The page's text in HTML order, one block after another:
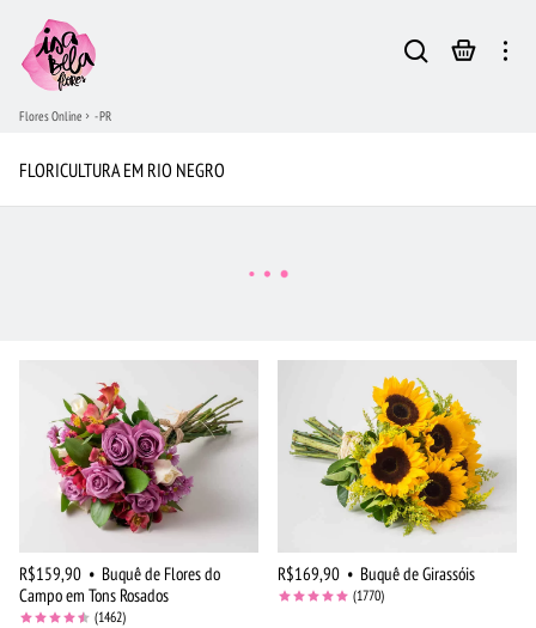
Flores Online - PR
FLORICULTURA EM RIO NEGRO
R$159,90 • Buquê de Flores do
Campo em Tons Rosados
(1462)
R$169,90 • Buquê de Girassóis
(1770)